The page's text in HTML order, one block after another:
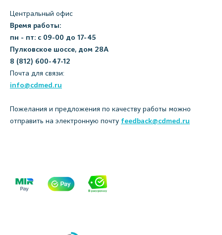
Центральный офис
Время работы:
пн - пт: с 09-00 до 17-45
Пулковское шоссе, дом 28А
8 (812) 600-47-12
Почта для связи:
info@cdmed.ru
Пожелания и предложения по качеству работы можно
отправить на электронную почту feedback@cdmed.ru